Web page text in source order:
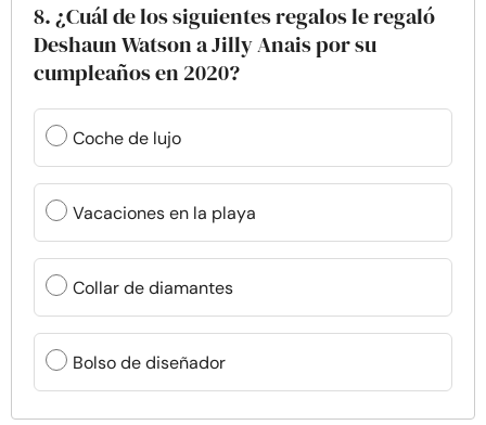
8. ¿Cuál de los siguientes regalos le regaló
Deshaun Watson a Jilly Anais por su
cumpleaños en 2020?
Coche de lujo
Vacaciones en la playa
Collar de diamantes
Bolso de diseñador